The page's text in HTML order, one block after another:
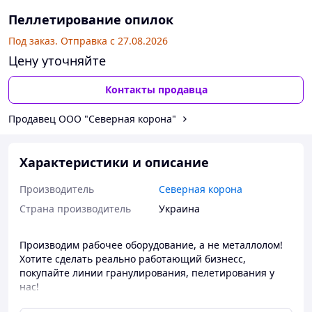
Пеллетирование опилок
Под заказ. Отправка с 27.08.2026
Цену уточняйте
Контакты продавца
Продавец ООО "Северная корона"
Характеристики и описание
Производитель
Северная корона
Страна производитель
Украина
Производим рабочее оборудование, а не металлолом!
Хотите сделать реально работающий бизнесс,
покупайте линии гранулирования, пелетирования у
нас!